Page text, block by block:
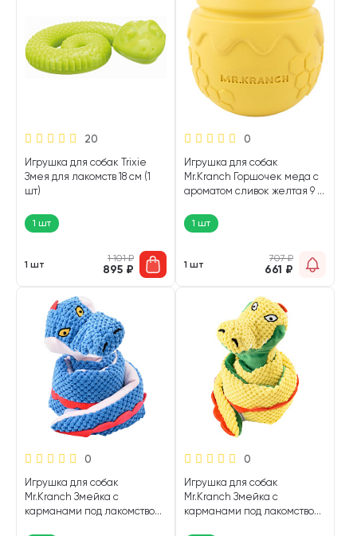
20
Игрушка для собак Trixie
Змея для лакомств 18 см (1
шт)
1 шт
1 шт
1 101₽
895 ₽
0
Игрушка для собак
Mr.Kranch Горшочек меда с
ароматом сливок желтая 9 х
1 шт
1 шт
707₽
661 ₽
0
Игрушка для собак
Mr.Kranch Змейка с
карманами под лакомство
0
Игрушка для собак
Mr.Kranch Змейка с
карманами под лакомство